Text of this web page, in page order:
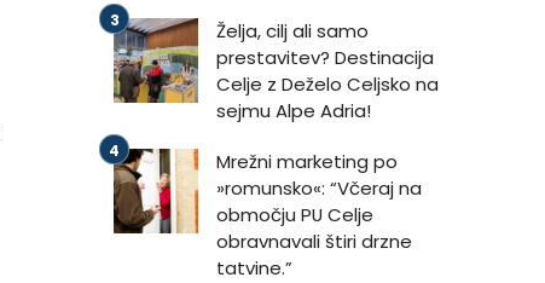
Želja, cilj ali samo
prestavitev? Destinacija
Celje z Deželo Celjsko na
sejmu Alpe Adria!
Mrežni marketing po
»romunsko«: “Včeraj na
območju PU Celje
obravnavali štiri drzne
tatvine.”